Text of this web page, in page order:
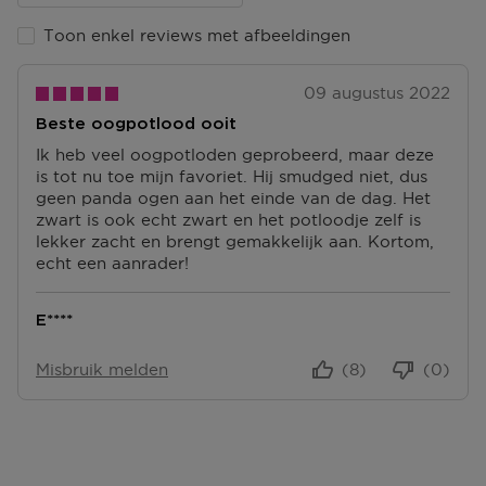
Retourneren
Terugsturen
dagen om deze (gedeeltelijk) terug te sturen of te
herroepen. Na de herroeping heb je dan nog eens 14
dagen de tijd om de producten te retourneren. Om
jouw bestelling te herroepen, kun je contact met ons
opnemen of gebruikmaken van eenmodelformulier
voor herroeping.
een winkel bij jou in de buurt. Hiervoor hoef je geen
orderbevestiging mee.
Toon enkel reviews met afbeeldingen
09 augustus 2022
Beste oogpotlood ooit
Ik heb veel oogpotloden geprobeerd, maar deze
is tot nu toe mijn favoriet. Hij smudged niet, dus
geen panda ogen aan het einde van de dag. Het
zwart is ook echt zwart en het potloodje zelf is
lekker zacht en brengt gemakkelijk aan. Kortom,
echt een aanrader!
E****
Misbruik melden (0)
(8)